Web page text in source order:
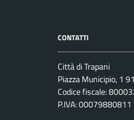
CONTATTI
Città di Trapani
Piazza Municipio, 1
Codice fiscale:
P.IVA: 00079880811